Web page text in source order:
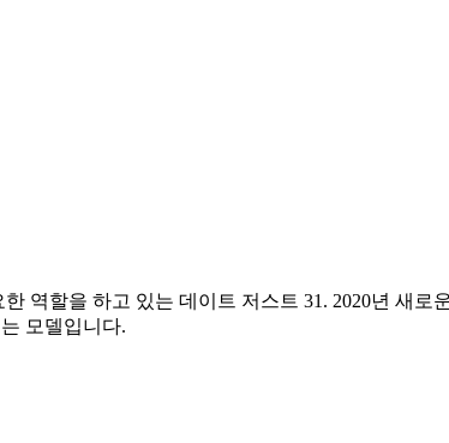
역할을 하고 있는 데이트 저스트 31. 2020년 새
모델입니다.